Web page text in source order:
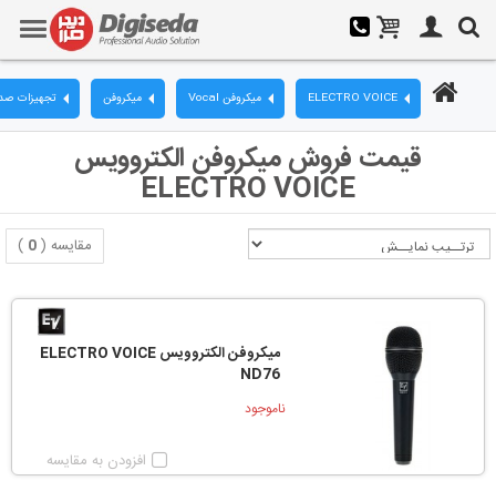
تجهیزات میکروفن میکروفن Vocal ELECTRO VOICE
قیمت فروش میکروفن الکتروویس
ELECTRO VOICE
مقایسه (0
)
میکروفن الکتروویس ELECTRO VOICE
ND76
ناموجود
افزودن به مقایسه